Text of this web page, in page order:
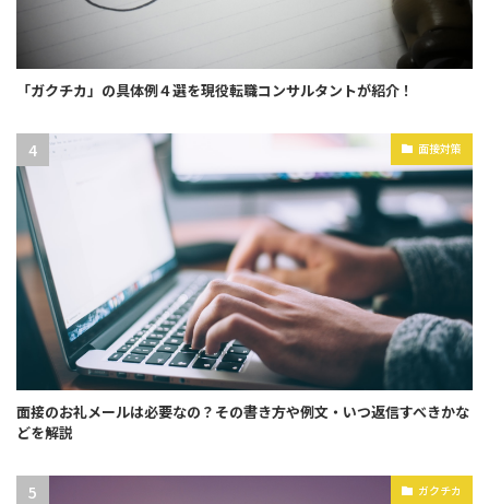
「ガクチカ」の具体例４選を現役転職コンサルタントが紹介！
面接対策
面接のお礼メールは必要なの？その書き方や例文・いつ返信すべきかな
どを解説
ガクチカ